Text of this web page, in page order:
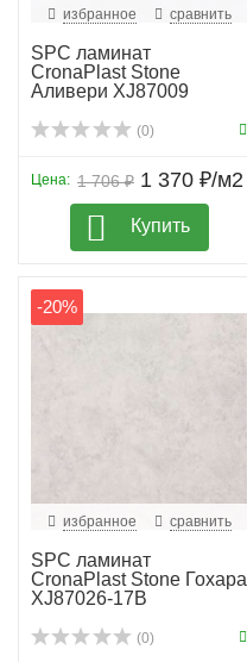
избранное сравнить
SPC ламинат
CronaPlast Stone
Аливери XJ87009
(0)
1 706 ₽
Цена: 1 370 ₽/м2
Купить
-20%
избранное сравнить
SPC ламинат
CronaPlast Stone Гохара
XJ87026-17B
(0)